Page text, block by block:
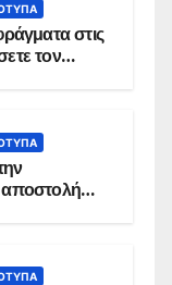
στις
τον
αποστολή